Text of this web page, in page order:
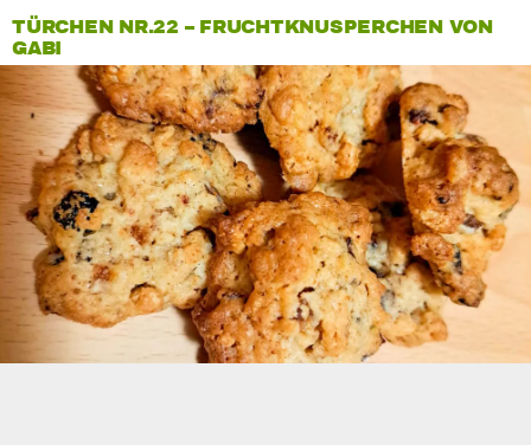
TÜRCHEN NR.22 – FRUCHTKNUSPERCHEN VON
GABI